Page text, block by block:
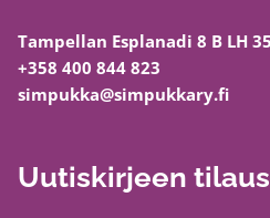
Tampellan Esplanadi 8 B LH
+358 400 844 823
simpukka@simpukkary.fi
Uutiskirjeen tilaus